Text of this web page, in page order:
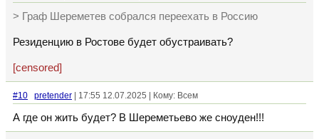
> Граф Шереметев собрался переехать в Россию
Резиденцию в Ростове будет обустраивать?
[censored]
#10 pretender | 17:55 12.07.2025 | Кому: Всем
А где он жить будет? В Шереметьево же сноуден!!!